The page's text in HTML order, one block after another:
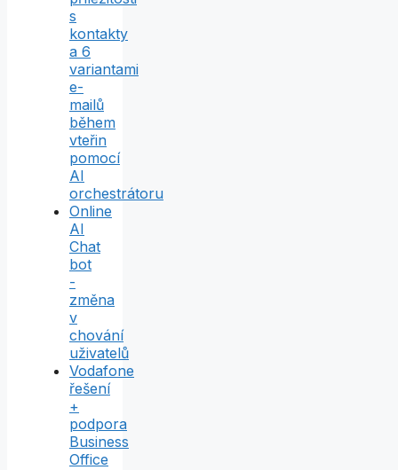
s
kontakty
a 6
variantami
e-
mailů
během
vteřin
pomocí
AI
orchestrátoru
Online
AI
Chat
bot
-
změna
v
chování
uživatelů
Vodafone
řešení
+
podpora
Business
Office